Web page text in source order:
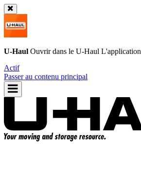
U-Haul Ouvrir dans le U-Haul L'application
Actif
Passer au contenu principal